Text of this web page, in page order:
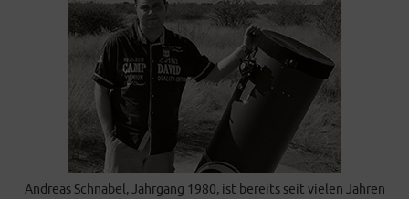
Andreas Schnabel, Jahrgang 1980, ist bereits seit vielen Jahren